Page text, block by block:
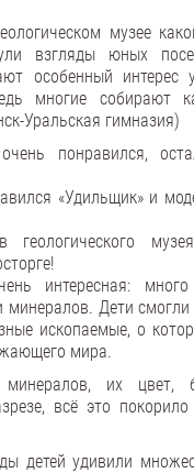
музее
взгляды юных
особенный интерес
многие собирают
Уральская гимназия)
понравился,
«Удильщик» и
геологического
интересная:
минералов. Дети смогли
ископаемые, о
мира.
минералов, их цвет,
всё это покорило
детей удивили